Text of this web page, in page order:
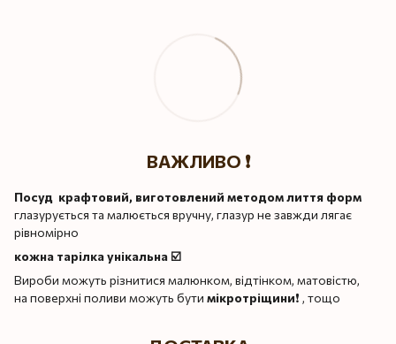
ВАЖЛИВО ❗️
Посуд крафтовий, виготовлений методом лиття форм
глазурується та малюється вручну, глазур не завжди лягає
рівномірно
кожна тарілка унікальна ☑️
Вироби можуть різнитися малюнком, відтінком, матовістю,
на поверхні поливи можуть бути мікротріщини❗️ , тощо